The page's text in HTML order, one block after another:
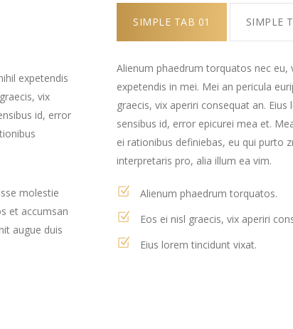
expetendis
vix
id, error
molestie
et accumsan
augue duis
SIMPLE TAB 01 SIMPLE
Alienum phaedrum torquatos nec eu,
expetendis in mei. Mei an pericula
graecis, vix aperiri consequat an.
sensibus id, error epicurei mea et.
ei rationibus definiebas, eu qui purto
interpretaris pro, alia illum ea vim.
Alienum phaedrum torquatos.
Eos ei nisl graecis, vix aperiri
Eius lorem tincidunt vixat.